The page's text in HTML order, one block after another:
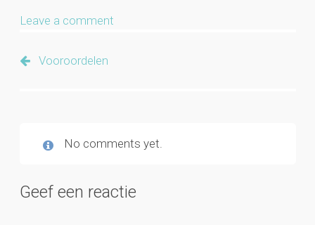
Leave a comment
Vooroordelen
No comments yet.
Geef een reactie